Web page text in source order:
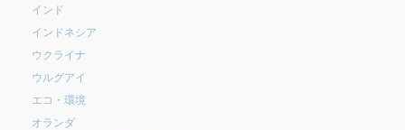
インド
インドネシア
ウクライナ
ウルグアイ
エコ・環境
オランダ